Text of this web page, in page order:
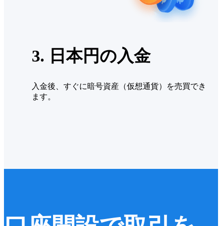
3. 日本円の入金
入金後、すぐに暗号資産（仮想通貨）を売買でき
ます。